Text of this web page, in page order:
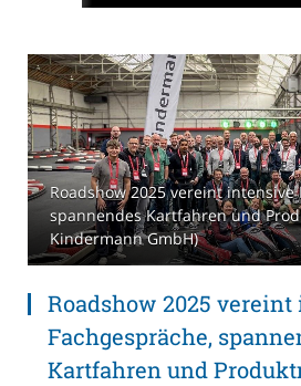
Roadshow 2025 vereint intensive
spannendes Kartfahren und
Kindermann GmbH)
Roadshow 2025
Fachgespräche,
Kartfahren und